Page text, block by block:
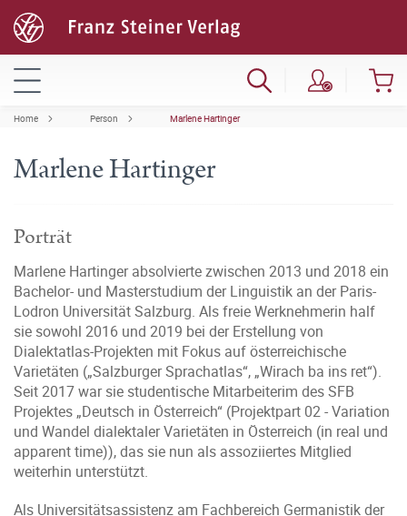
Home Person Marlene Hartinger
Marlene Hartinger
Porträt
Marlene Hartinger absolvierte zwischen 2013 und 2018 ein
Bachelor- und Masterstudium der Linguistik an der Paris-
Lodron Universität Salzburg. Als freie Werknehmerin half
sie sowohl 2016 und 2019 bei der Erstellung von
Dialektatlas-Projekten mit Fokus auf österreichische
Varietäten („Salzburger Sprachatlas“, „Wirach ba ins ret“).
Seit 2017 war sie studentische Mitarbeiterim des SFB
Projektes „Deutsch in Österreich“ (Projektpart 02 - Variation
und Wandel dialektaler Varietäten in Österreich (in real und
apparent time)), das sie nun als assoziiertes Mitglied
weiterhin unterstützt.
Als Universitätsassistenz am Fachbereich Germanistik der